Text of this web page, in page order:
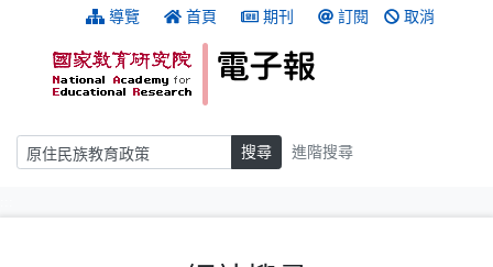
跳到主要內容 導覽 首頁 期刊 訂閱 取消
搜尋 搜尋 進階搜尋